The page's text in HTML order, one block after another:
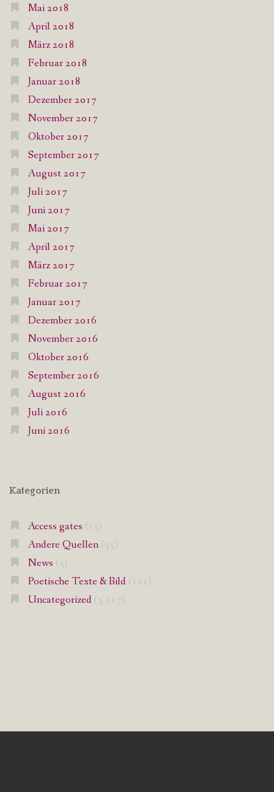
Mai 2018
April 2018
März 2018
Februar 2018
Januar 2018
Dezember 2017
November 2017
Oktober 2017
September 2017
August 2017
Juli 2017
Juni 2017
Mai 2017
April 2017
März 2017
Februar 2017
Januar 2017
Dezember 2016
November 2016
Oktober 2016
September 2016
August 2016
Juli 2016
Juni 2016
Kategorien
Access gates (15)
Andere Quellen(35)
News (3)
Poetische Texte & Bild (121)
Uncategorized (3.117)